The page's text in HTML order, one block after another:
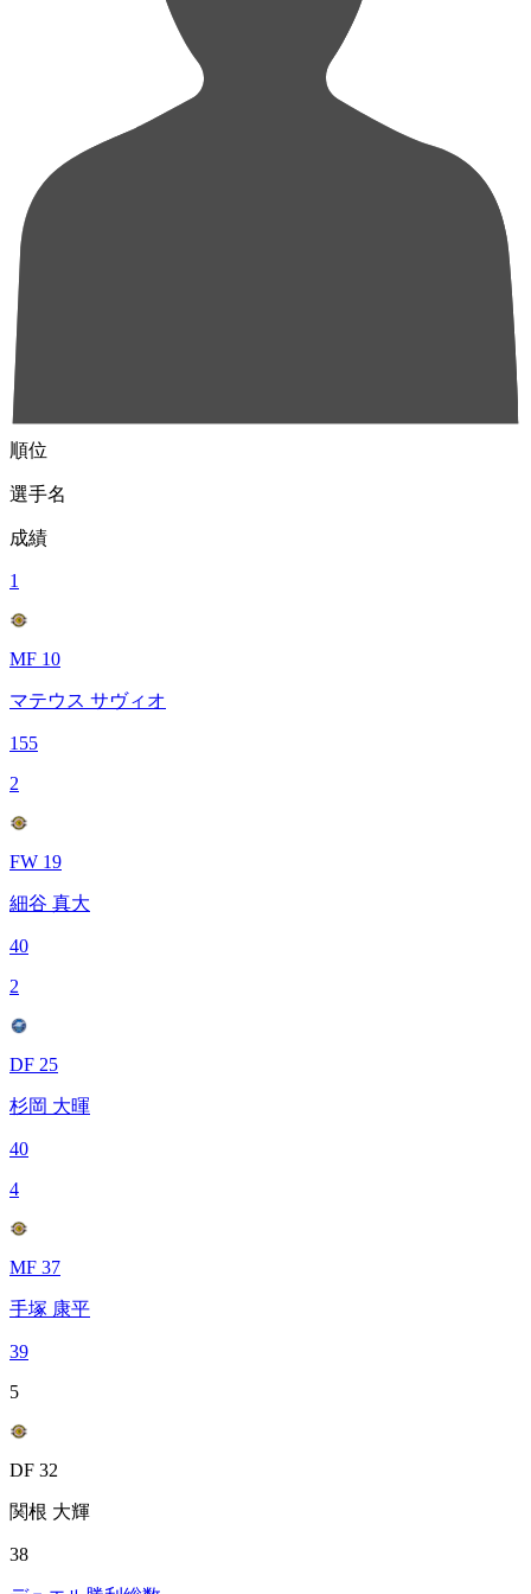
順位
選手名
成績
1
MF 10
マテウス サヴィオ
155
2
FW 19
細谷 真大
40
2
DF 25
杉岡 大暉
40
4
MF 37
手塚 康平
39
5
DF 32
関根 大輝
38